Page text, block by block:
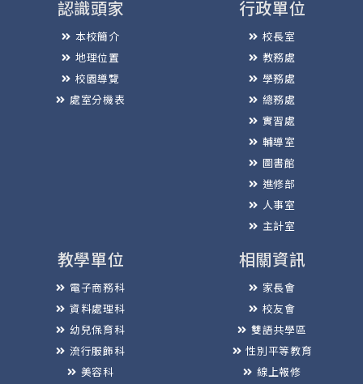
認識頭家
本校簡介
地理位置
校園導覽
處室分機表
行政單位
校長室
教務處
學務處
總務處
實習處
輔導室
圖書館
進修部
人事室
主計室
教學單位
電子商務科
資料處理科
幼兒保育科
流行服飾科
美容科
相關資訊
家長會
校友會
雙語共學區
性別平等教育
線上報修